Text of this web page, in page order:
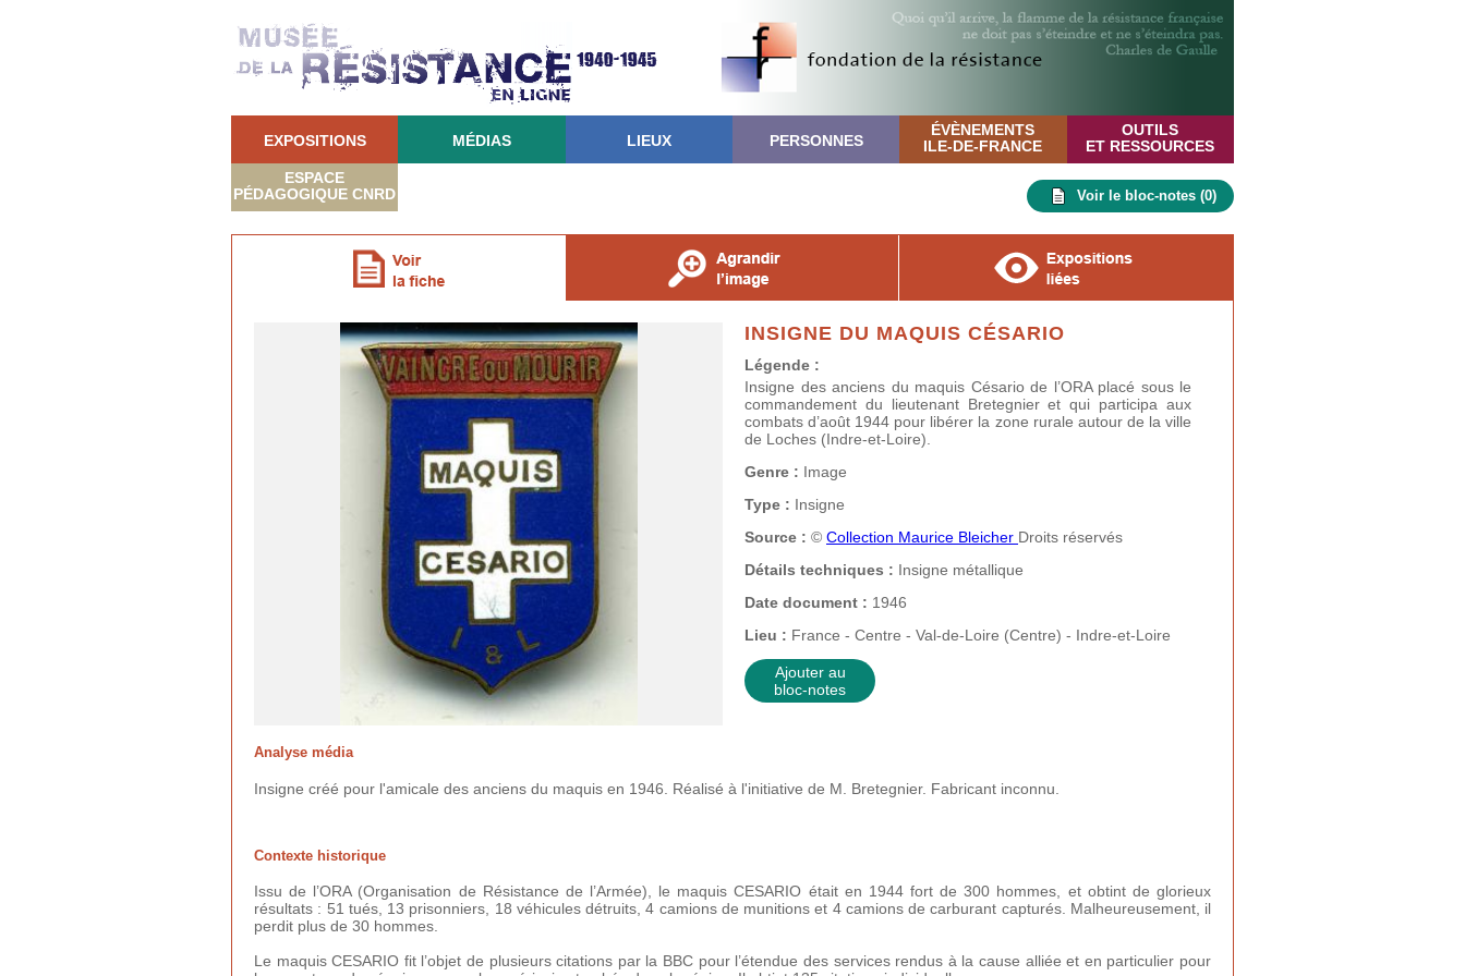
EXPOSITIONS MÉDIAS LIEUX PERSONNES
ÉVÈNEMENTS
ILE-DE-FRANCE
OUTILS
ET RESSOURCES
ESPACE
PÉDAGOGIQUE CNRD Voir le bloc-notes (0)
INSIGNE DU MAQUIS CÉSARIO
Légende :
Insigne des anciens du maquis Césario de l’ORA placé sous le
commandement du lieutenant Bretegnier et qui participa aux
combats d’août 1944 pour libérer la zone rurale autour de la ville
de Loches (Indre-et-Loire).
Genre : Image
Type : Insigne
Source : © Collection Maurice Bleicher Droits réservés
Détails techniques : Insigne métallique
Date document : 1946
Lieu : France - Centre - Val-de-Loire (Centre) - Indre-et-Loire
Ajouter au
bloc-notes
Analyse média
Insigne créé pour l'amicale des anciens du maquis en 1946. Réalisé à l'initiative de M. Bretegnier. Fabricant inconnu.
Contexte historique
Issu de l’ORA (Organisation de Résistance de l’Armée), le maquis CESARIO était en 1944 fort de 300 hommes, et obtint de glorieux
résultats : 51 tués, 13 prisonniers, 18 véhicules détruits, 4 camions de munitions et 4 camions de carburant capturés. Malheureusement, il
perdit plus de 30 hommes.
Le maquis CESARIO fit l’objet de plusieurs citations par la BBC pour l’étendue des services rendus à la cause alliée et en particulier pour